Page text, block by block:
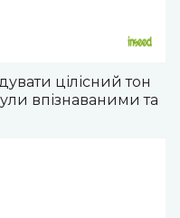
цілісний тон
впізнаваними та